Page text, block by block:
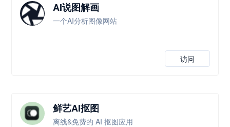
AI说图解画
一个AI分析图像网站
访问
鲜艺AI抠图
离线&免费的 AI 抠图应用